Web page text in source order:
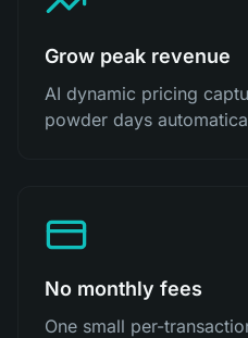
Grow peak revenue
AI dynamic pricing
powder days
No monthly fees
One small per-